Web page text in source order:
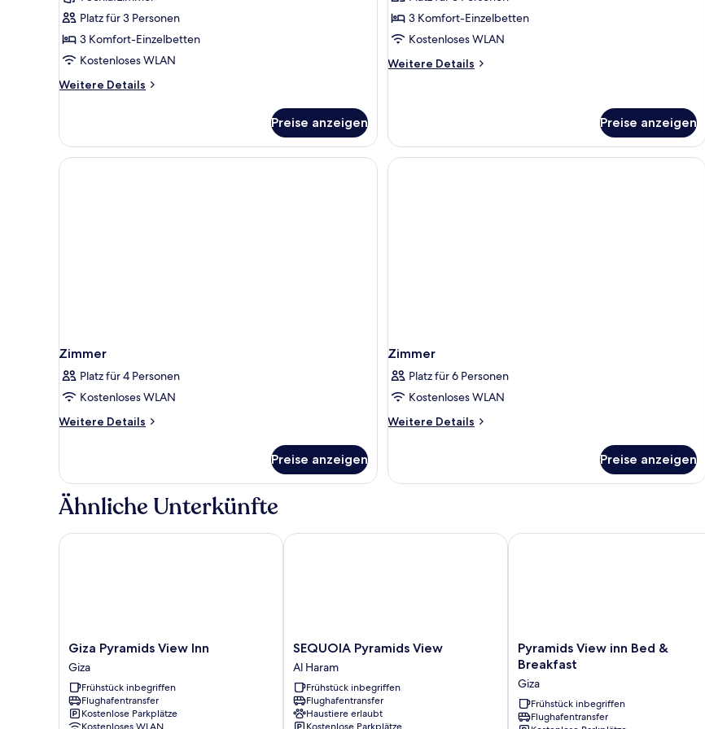
Dreibettzimmer
anzeigen
Platz für 3 Personen
3 Komfort-Einzelbetten
Kostenloses WLAN
Weitere Details
Weitere
Dreibettzimmer
Preise anzeigen
Dreibettzimmer
anzeigen
3 Komfort-Einzelbetten
Kostenloses WLAN
Weitere Details
Weitere
Preise anzeigen
Zimmer
Platz für 4 Personen
Kostenloses WLAN
Weitere Details
Weitere
Preise anzeigen
Zimmer
Platz für 6 Personen
Kostenloses WLAN
Weitere Details
Weitere
Preise anzeigen
Ähnliche Unterkünfte
Giza
Pyramids
View
Inn
Giza
Giza Pyramids View Inn
Giza
Frühstück inbegriffen
Flughafentransfer
Kostenlose Parkplätze
Kostenloses WLAN
Giza Pyramids View Inn
SEQUOIA
Pyramids
View
Al
Haram
SEQUOIA Pyramids View
Al Haram
Frühstück inbegriffen
Flughafentransfer
Haustiere erlaubt
Kostenlose Parkplätze
SEQUOIA Pyramids View
Pyramids
View
Bed
&
Breakfast
Pyramids View inn Bed &
Breakfast
Giza
Frühstück inbegriffen
Flughafentransfer
Pyramids View inn Bed & Breakfast